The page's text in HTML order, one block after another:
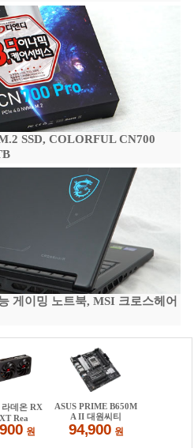
SSD, COLORFUL CN700
게이밍 노트북, MSI 크로스헤어